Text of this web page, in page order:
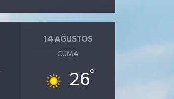
14 AĞUSTOS
CUMA
26°